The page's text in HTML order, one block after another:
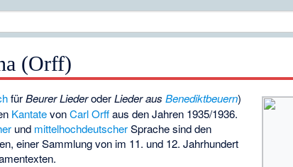
(Orff)
fürBeurer LiederoderLieder ausBenediktbeuern)
KantatevonCarl Orffaus den Jahren 1935/1936.
und mittelhochdeutscherSprache sind den
einer Sammlung von im 11. und 12. Jahrhundert